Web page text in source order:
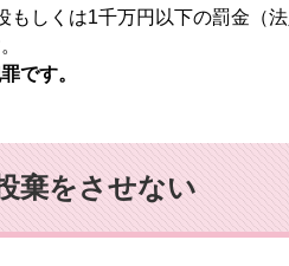
もしくは1千万円以下の罰金（
です。
棄をさせない